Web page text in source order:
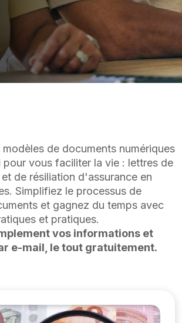
de documents numériques
vous faciliter la vie : lettres de
de résiliation d'assurance en
Simplifiez le processus de
et gagnez du temps avec
et pratiques.
vos informations et
e-mail, le tout gratuitement.